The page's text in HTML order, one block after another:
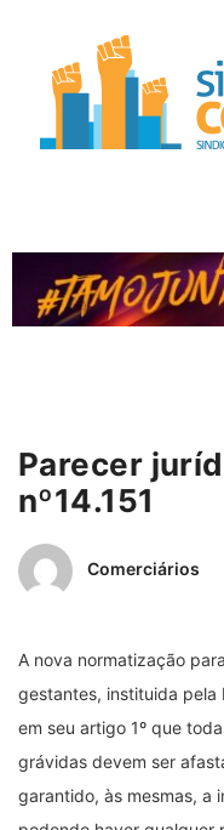
Parecer
nº14.151
Comerciários
A nova normatização
gestantes, instituida pela
em seu artigo 1º que
grávidas devem ser
garantido, às mesmas, a